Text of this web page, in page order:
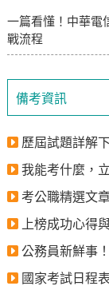
備考資訊
歷屆試題詳解下
我能考什麼，
考公職精選文章
上榜成功心得
公務員新鮮事
國家考試日程表
一篇看懂！中華電
戰流程